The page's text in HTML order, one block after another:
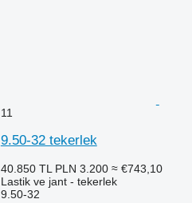
11
9.50-32 tekerlek
40.850 TL PLN 3.200 ≈ €743,10
Lastik ve jant - tekerlek
9.50-32